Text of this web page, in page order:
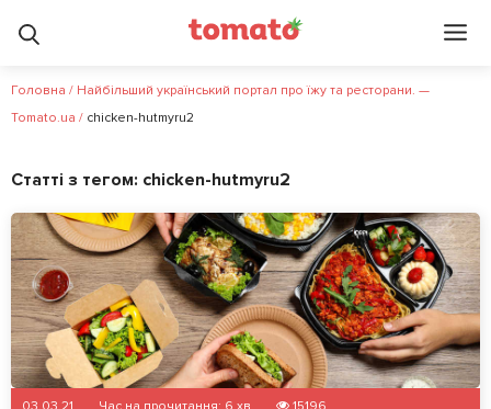
Головна / Найбільший український портал про їжу та ресторани. —
Tomato.ua / chicken-hutmyru2
Статті з тегом: chicken-hutmyru2